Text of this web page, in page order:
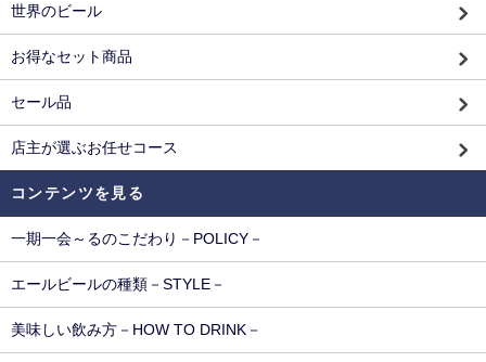
世界のビール
お得なセット商品
セール品
店主が選ぶお任せコース
コンテンツを見る
一期一会～るのこだわり－POLICY－
エールビールの種類－STYLE－
美味しい飲み方－HOW TO DRINK－